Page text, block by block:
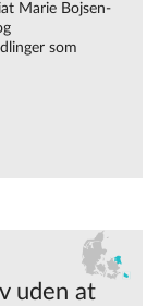
Marie Bojsen-
som
uden at